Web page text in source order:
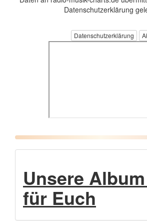
Datenschutzerklärung
Datenschutzerklärung
Unsere
für Euch